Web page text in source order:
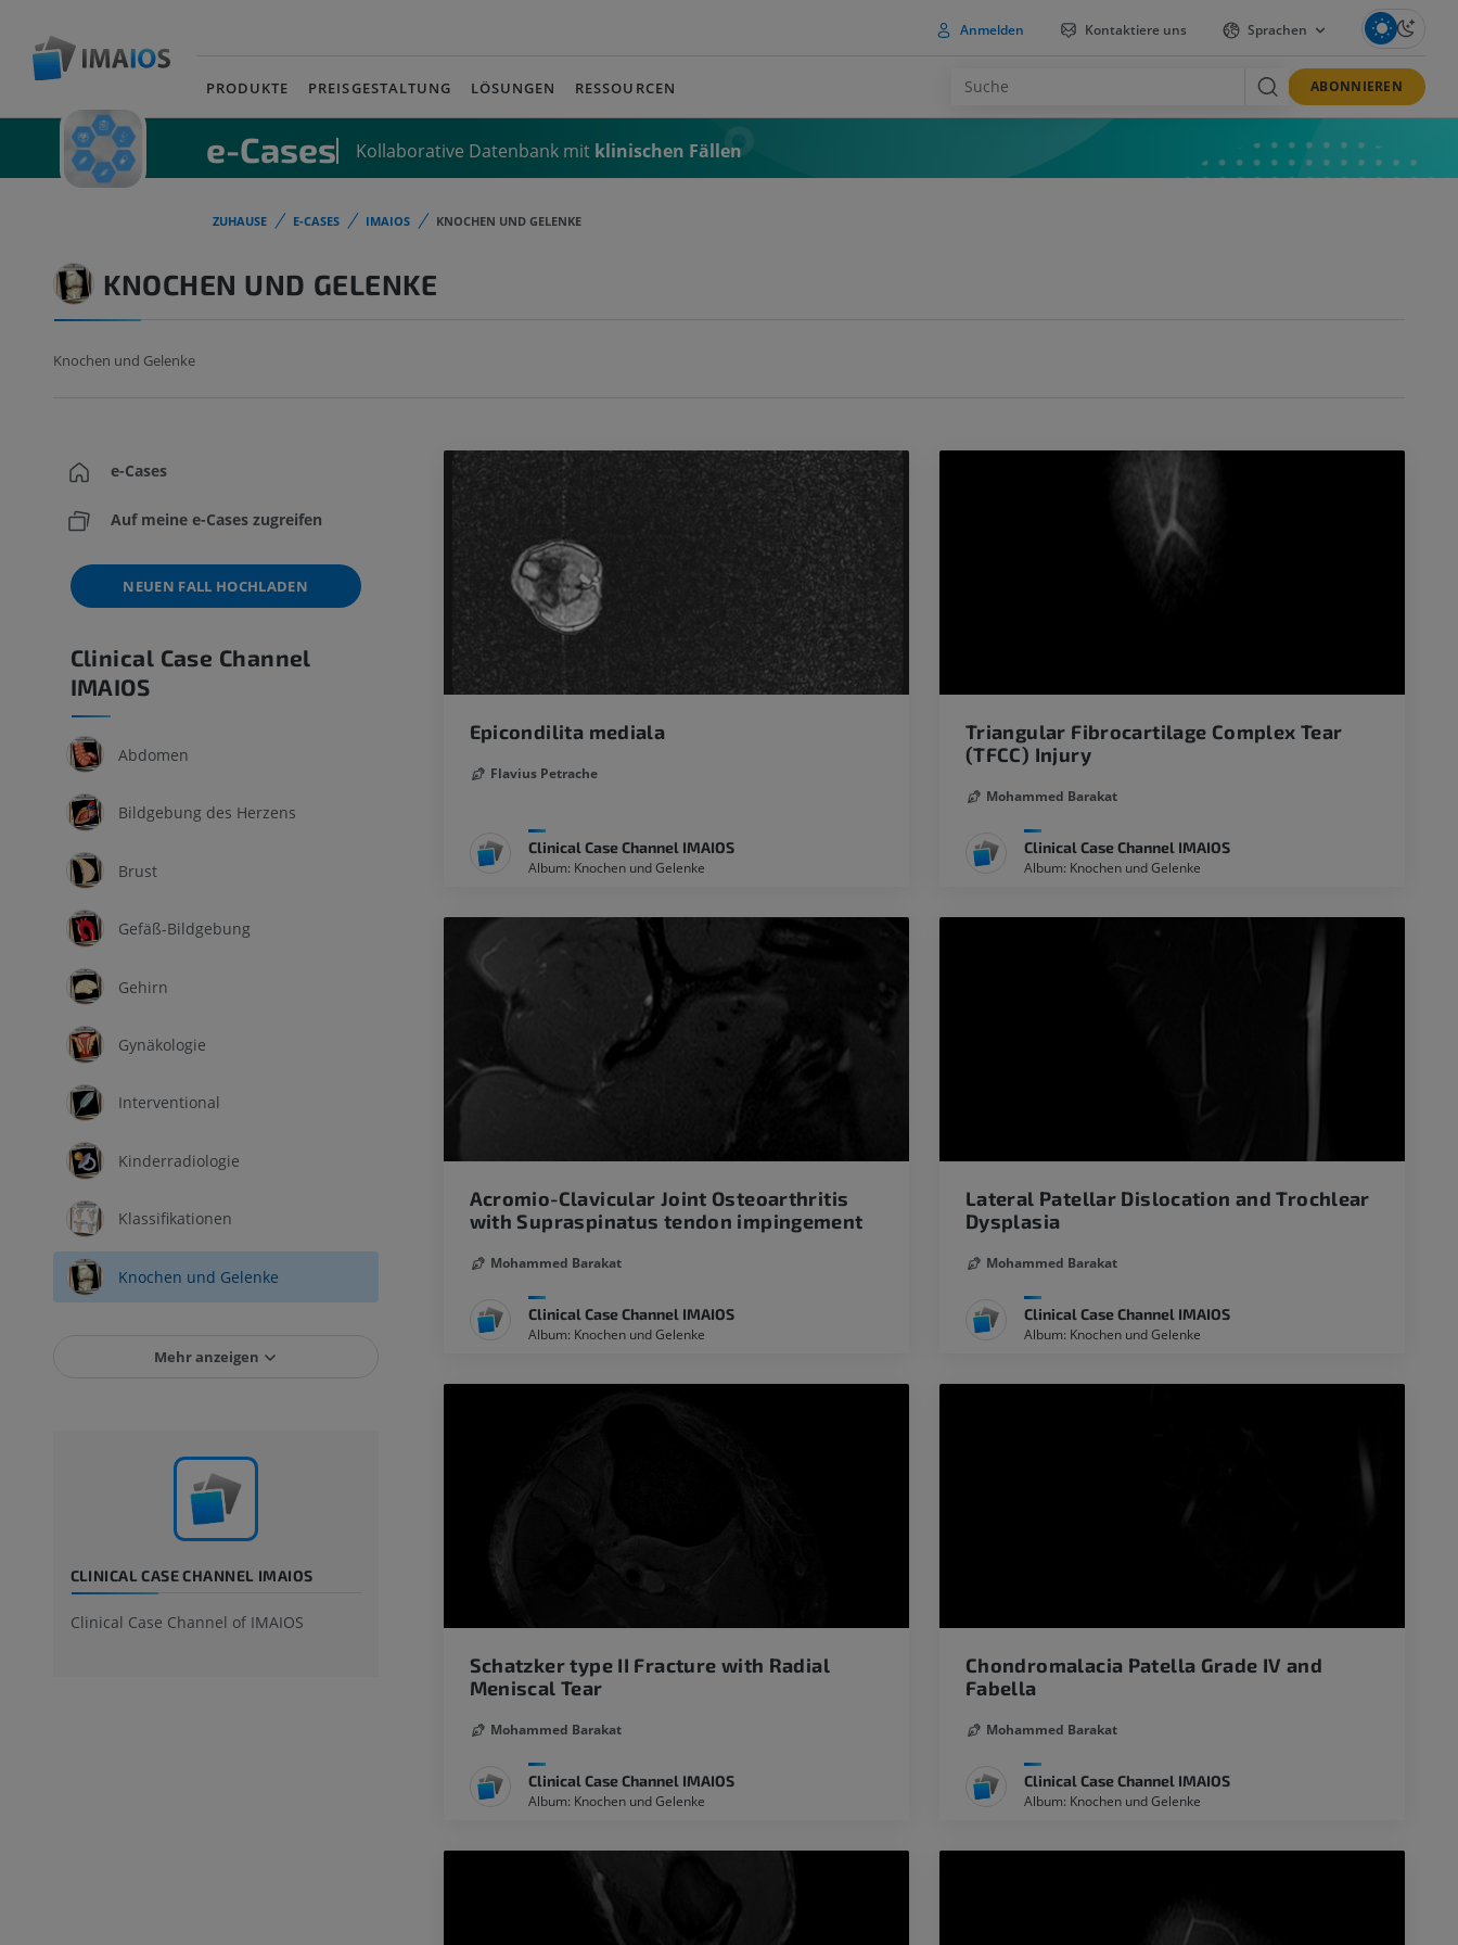
Anmelden Kontaktiere uns Sprachen
PRODUKTE PREISGESTALTUNG LÖSUNGEN RESSOURCEN ABONNIEREN
e-Cases Kollaborative Datenbank mit klinischen Fällen
ZUHAUSE E-CASES IMAIOS KNOCHEN UND GELENKE
KNOCHEN UND GELENKE
Knochen und Gelenke
e-Cases
Auf meine e-Cases zugreifen
NEUEN FALL HOCHLADEN
Clinical Case Channel
IMAIOS
Abdomen
Bildgebung des Herzens
Brust
Gefäß-Bildgebung
Gehirn
Gynäkologie
Interventional
Kinderradiologie
Klassifikationen
Knochen und Gelenke
Mehr anzeigen
CLINICAL CASE CHANNEL IMAIOS
Clinical Case Channel of IMAIOS
Epicondilita mediala
Flavius Petrache
Clinical Case Channel IMAIOS
Album: Knochen und Gelenke
Triangular Fibrocartilage Complex Tear
(TFCC) Injury
Mohammed Barakat
Clinical Case Channel IMAIOS
Album: Knochen und Gelenke
Acromio-Clavicular Joint Osteoarthritis
with Supraspinatus tendon impingement
Mohammed Barakat
Clinical Case Channel IMAIOS
Album: Knochen und Gelenke
Lateral Patellar Dislocation and Trochlear
Dysplasia
Mohammed Barakat
Clinical Case Channel IMAIOS
Album: Knochen und Gelenke
Schatzker type II Fracture with Radial
Meniscal Tear
Mohammed Barakat
Clinical Case Channel IMAIOS
Album: Knochen und Gelenke
Chondromalacia Patella Grade IV and
Fabella
Mohammed Barakat
Clinical Case Channel IMAIOS
Album: Knochen und Gelenke